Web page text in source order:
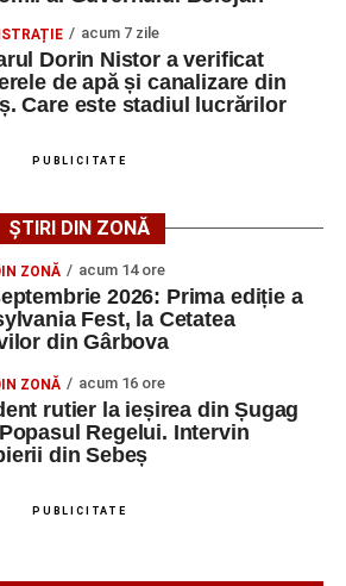
va avea loc în perioada
laCetatea Greavilor din Gârbova
întreaga durată a evenimentului.
ne pe Google News
Sebeș
2026: Prima ediție a Transylvania
Greavilor din Gârbova
la ieșirea din Șugag spre Popasul
pompierii din Sebeș
de ani, rănit într-un accident rutier
pompierii din Sebeș
de ani, rănit într-un accident rutier
Dorobanți din Sebeș
acum 7 zile
Dorin Nistor a verificat
de apă și canalizare din
Care este stadiul lucrărilor
PUBLICITATE
ȘTIRI DIN ZONĂ
ZONĂ acum 14 ore
2026: Prima ediție a
Fest, la Cetatea
din Gârbova
ZONĂ acum 16 ore
rutier la ieșirea din Șugag
Regelui. Intervin
din Sebeș
PUBLICITATE